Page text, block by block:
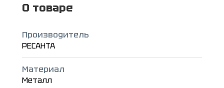
О товаре
Производитель
РЕСАНТА
Материал
Металл